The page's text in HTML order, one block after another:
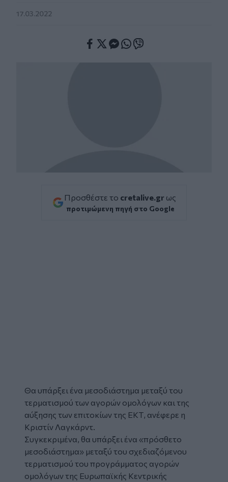
17.03.2022
Προσθέστε το cretalive.gr ως
προτιμώμενη πηγή στο Google
Θα υπάρξει ένα μεσοδιάστημα μεταξύ του
τερματισμού των αγορών ομολόγων και της
αύξησης των επιτοκίων της ΕΚΤ, ανέφερε η
Κριστίν Λαγκάρντ.
Συγκεκριμένα, θα υπάρξει ένα «πρόσθετο
μεσοδιάστημα» μεταξύ του σχεδιαζόμενου
τερματισμού του προγράμματος αγορών
ομολόγων της Ευρωπαϊκής Κεντρικής